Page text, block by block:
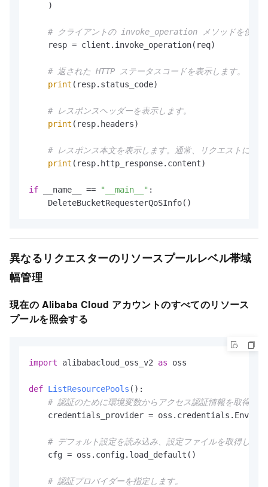
    )
# クライアントの invoke_operation メソッドを使用し
    resp = client.invoke_operation(req)
# 返された HTTP ステータスコードを表示します。
print (resp.status_code)
# レスポンスヘッダーを表示します。
print (resp.headers)
# レスポンス本文を表示します。通常、リクエストによ
print (resp.http_response.content)
if __name__ == "__main__" :
    DeleteBucketRequesterQoSInfo()
異なるリクエスターのリソースプールレベル帯域
幅管理
現在の Alibaba Cloud アカウントのすべてのリソース
プールを照会する
import alibabacloud_oss_v2 as oss
def ListResourcePools ():
# 認証のために環境変数からアクセス認証情報を取得し
credentials_provider =
# デフォルト設定を読み込み、設定ファイルを取得しま
    cfg = oss.config.load_default()
# 認証プロバイダーを指定します。